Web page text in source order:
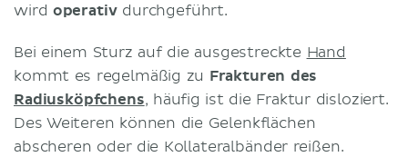
wird operativ durchgeführt.
Bei einem Sturz auf die ausgestreckte Hand
kommt es regelmäßig zu Frakturen des
Radiusköpfchens, häufig ist die Fraktur disloziert.
Des Weiteren können die Gelenkflächen
abscheren oder die Kollateralbänder reißen.